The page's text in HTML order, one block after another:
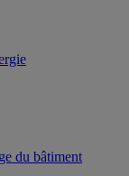
du bâtiment